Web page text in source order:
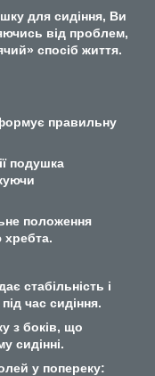
для сидіння, Ви
від проблем,
спосіб життя.
правильну
подушка
положення
хребта.
стабільність і
час сидіння.
з боків, що
сидінні.
у попереку: